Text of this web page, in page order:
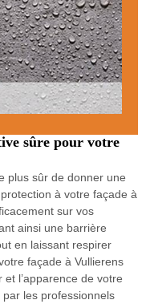
sûre pour votre
plus sûr de donner une
à votre façade à
sur vos
ainsi une barrière
en laissant respirer
façade à Vullierens
l’apparence de votre
les professionnels